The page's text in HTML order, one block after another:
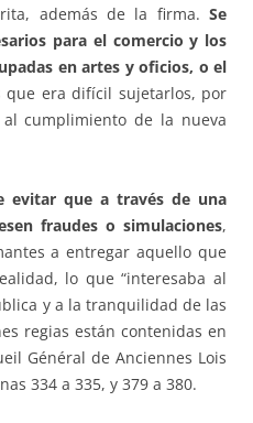
además de la firma. Se
para el comercio y los
en artes y oficios, o el
que era difícil sujetarlos, por
cumplimiento de la nueva
evitar que a través de una
fraudes o simulaciones,
a entregar aquello que
lo que “interesaba al
y a la tranquilidad de las
regias están contenidas en
Général de Anciennes Lois
334 a 335, y 379 a 380.